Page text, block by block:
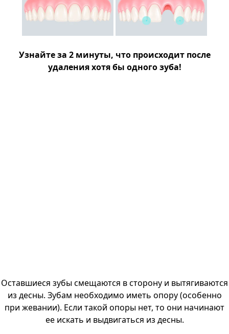
Узнайте за 2 минуты, что происходит после
удаления хотя бы одного зуба!
Оставшиеся зубы смещаются в сторону и вытягиваются
из десны. Зубам необходимо иметь опору (особенно
при жевании). Если такой опоры нет, то они начинают
ее искать и выдвигаться из десны.